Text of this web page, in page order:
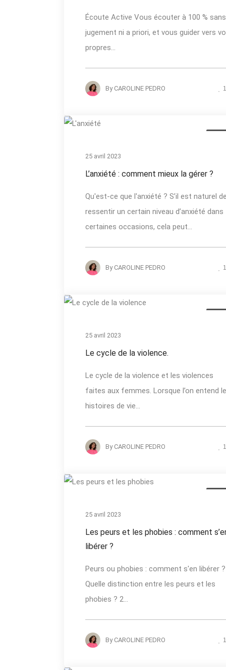
Écoute Active Vous écouter à 100 % sans
jugement ni a priori, et vous guider vers
propres...
By CAROLINE PEDRO
25 avril 2023
L’anxiété : comment mieux la gérer ?
Qu'est-ce que l'anxiété ? S’il est naturel de
ressentir un certain niveau d’anxiété dans
certaines occasions, cela peut...
By CAROLINE PEDRO
25 avril 2023
Le cycle de la violence.
Le cycle de la violence et les violences
faites aux femmes. Lorsque l’on entend
histoires de vie...
By CAROLINE PEDRO
25 avril 2023
Les peurs et les phobies : comment
libérer ?
Peurs ou phobies : comment s'en libérer ?
Quelle distinction entre les peurs et les
phobies ? 2...
By CAROLINE PEDRO